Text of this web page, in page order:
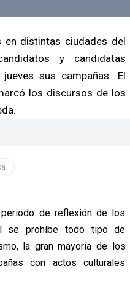
en distintas ciudades del
y candidatas
sus campañas. El
los discursos de los
de reflexión de los
se prohíbe todo tipo de
la gran mayoría de los
con actos culturales